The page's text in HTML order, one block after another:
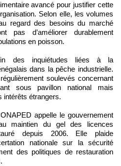
avancé pour justifier cette
Selon elle, les volumes
regard des besoins du marché
pas d’améliorer durablement
en poisson.
des inquiétudes liées à la
dans la pêche industrielle.
soulevés concernant
sous pavillon national mais
intérêts étrangers.
appelle le gouvernement
maintien du gel des licences
depuis 2006. Elle plaide
nationale sur la sécurité
des politiques de restauration